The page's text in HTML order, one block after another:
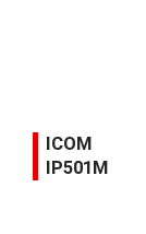
ICOM
IP501M